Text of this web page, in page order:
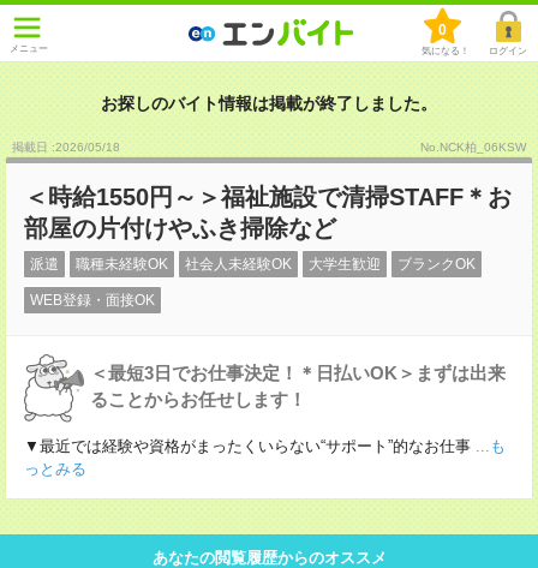
メニュー
0
気になる！ ログイン
お探しのバイト情報は掲載が終了しました。
掲載日 :2026/05/18 No.NCK柏_06KSW
＜時給1550円～＞福祉施設で清掃STAFF＊お
部屋の片付けやふき掃除など
派遣 職種未経験OK 社会人未経験OK 大学生歓迎 ブランクOK
WEB登録・面接OK
＜最短3日でお仕事決定！＊日払いOK＞まずは出来
ることからお任せします！
▼最近では経験や資格がまったくいらない“サポート”的なお仕事 ...も
っとみる
あなたの閲覧履歴からのオススメ